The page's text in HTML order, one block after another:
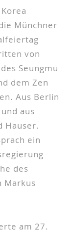
Münchner
von
Seungmu
dem Zen
Aus Berlin
aus
Hauser.
ein
des
Markus
am 27.